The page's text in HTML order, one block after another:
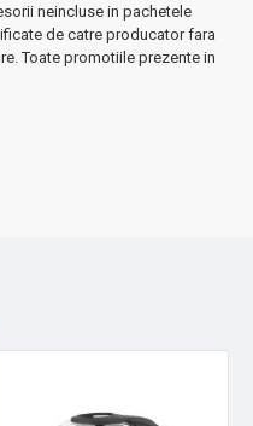
de ceai, cadouri
neincluse in pachetele
de catre producator fara
Toate promotiile prezente in